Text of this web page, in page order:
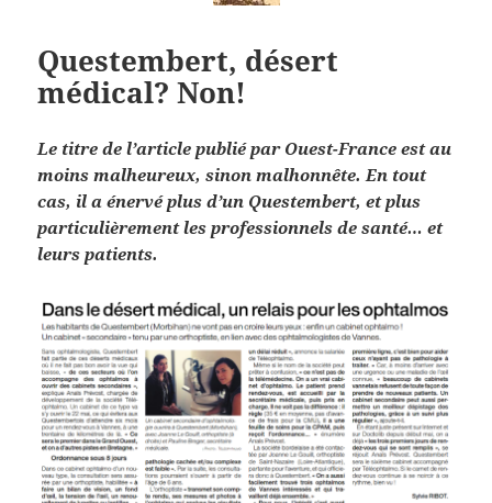
Questembert, désert
médical? Non!
Le titre de l’article publié par Ouest-France est au
moins malheureux, sinon malhonnête. En tout
cas, il a énervé plus d’un Questembert, et plus
particulièrement les professionnels de santé… et
leurs patients.